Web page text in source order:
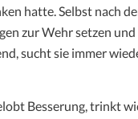
hatte. Selbst nach
zur Wehr setzen
sucht sie immer
Besserung, trinkt